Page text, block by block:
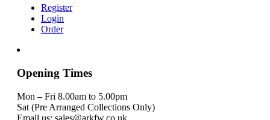
Register
Login
Order
Opening Times
Mon – Fri 8.00am to 5.00pm
Sat (Pre Arranged Collections Only)
Email us: sales@arkfw.co.uk